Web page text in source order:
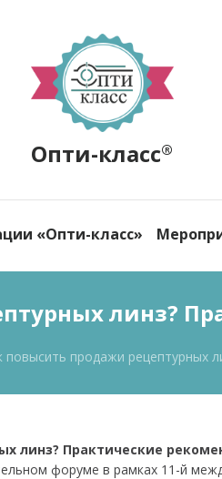
Опти-класс®
«Опти-класс»
линз?
повысить продажи рецептурных
линз? Практические
форуме в рамках 11-й